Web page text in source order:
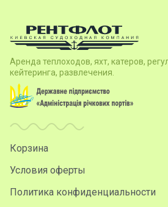
Аренда теплоходов, яхт, катеров,
кейтеринга, развлечения.
Корзина
Условия оферты
Политика конфиденциальности